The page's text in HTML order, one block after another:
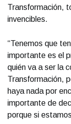
Transformación,
invencibles.
“Tenemos que
importante es el
quién va a ser la
Transformación,
haya nada por
importante de
porque si